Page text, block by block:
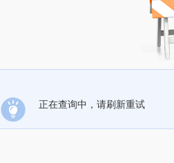
正在查询中，请刷新重试